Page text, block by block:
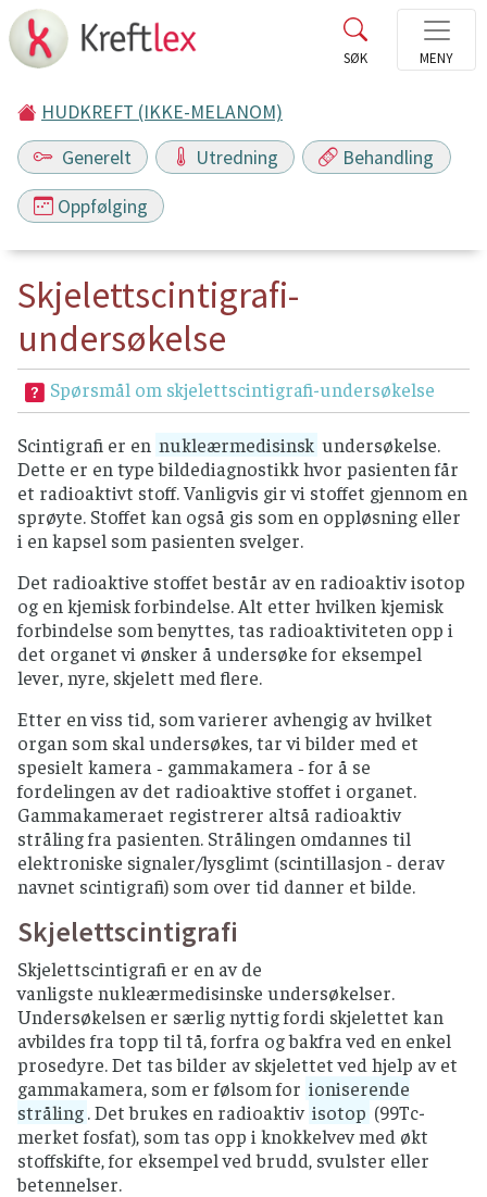
HUDKREFT (IKKE-MELANOM)
Generelt
Utredning Behandling
Oppfølging
Skjelettscintigrafi-
undersøkelse
Spørsmål om skjelettscintigrafi-undersøkelse
Scintigrafi er en nukleærmedisinsk undersøkelse.
Dette er en type bildediagnostikk hvor pasienten får
et radioaktivt stoff. Vanligvis gir vi stoffet gjennom en
sprøyte. Stoffet kan også gis som en oppløsning eller
i en kapsel som pasienten svelger.
Det radioaktive stoffet består av en radioaktiv isotop
og en kjemisk forbindelse. Alt etter hvilken kjemisk
forbindelse som benyttes, tas radioaktiviteten opp i
det organet vi ønsker å undersøke for eksempel
lever, nyre, skjelett med flere.
Etter en viss tid, som varierer avhengig av hvilket
organ som skal undersøkes, tar vi bilder med et
spesielt kamera ‐ gammakamera ‐ for å se
fordelingen av det radioaktive stoffet i organet.
Gammakameraet registrerer altså radioaktiv
stråling fra pasienten. Strålingen omdannes til
elektroniske signaler/lysglimt (scintillasjon ‐ derav
navnet scintigrafi) som over tid danner et bilde.
Skjelettscintigrafi
Skjelettscintigrafi er en av de
vanligste nukleærmedisinske undersøkelser.
Undersøkelsen er særlig nyttig fordi skjelettet kan
avbildes fra topp til tå, forfra og bakfra ved en enkel
prosedyre. Det tas bilder av skjelettet ved hjelp av et
gammakamera, som er følsom for ioniserende
stråling. Det brukes en radioaktiv isotop (99Tc-
merket fosfat), som tas opp i knokkelvev med økt
stoffskifte, for eksempel ved brudd, svulster eller
betennelser.